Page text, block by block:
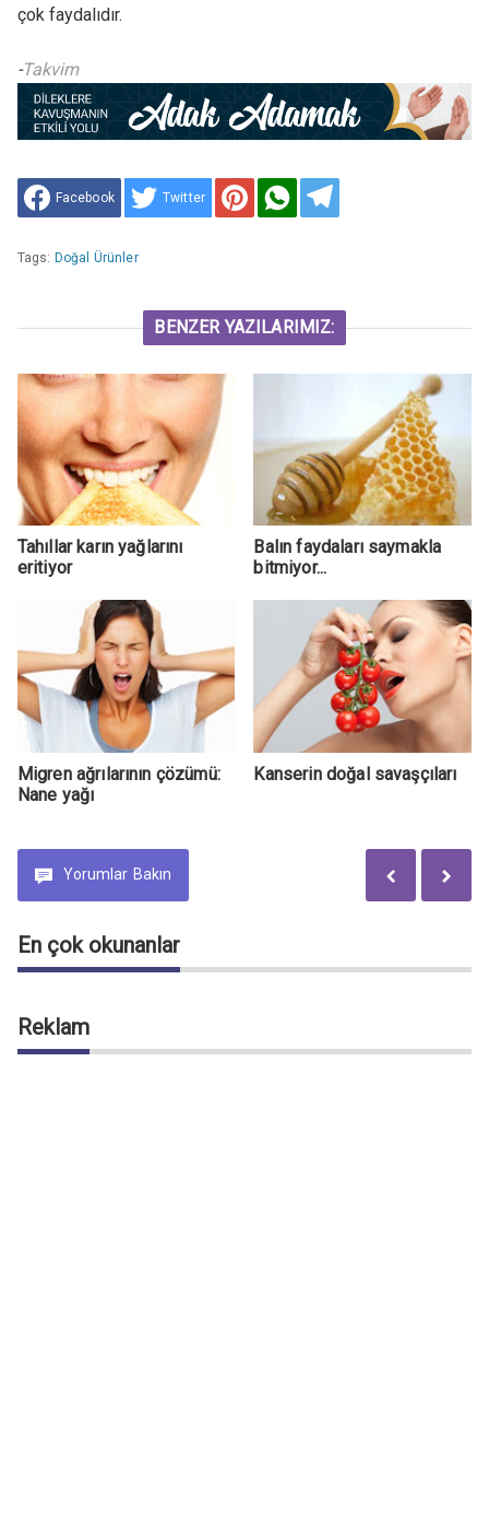
çok faydalıdır.
-Takvim
Facebook Twitter
Tags: Doğal Ürünler
BENZER YAZILARIMIZ:
Tahıllar karın yağlarını
eritiyor
Balın faydaları saymakla
bitmiyor...
Migren ağrılarının çözümü:
Nane yağı
Kanserin doğal savaşçıları
Yorumlar Bakın
En çok okunanlar
Reklam